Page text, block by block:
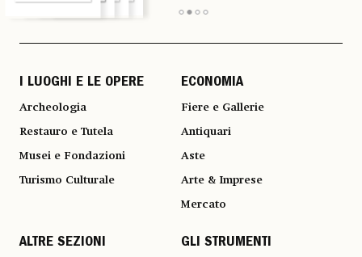
I LUOGHI E LE OPERE
Archeologia
Restauro e Tutela
Musei e Fondazioni
Turismo Culturale
ECONOMIA
Fiere e Gallerie
Antiquari
Aste
Arte & Imprese
Mercato
ALTRE SEZIONI GLI STRUMENTI